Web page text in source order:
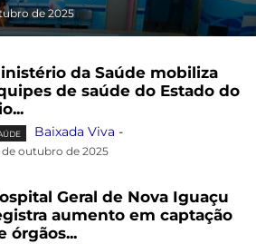
de 2025
da Saúde mobiliza
de saúde do Estado do
Baixada Viva -
de outubro de 2025
Geral de Nova Iguaçu
aumento em captação
órgãos...